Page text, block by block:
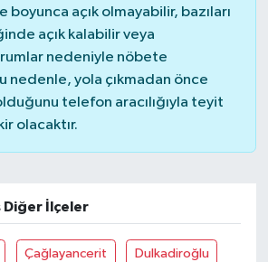
boyunca açık olmayabilir, bazıları
açık kalabilir veya
nedeniyle nöbete
nedenle, yola çıkmadan önce
telefon aracılığıyla teyit
olacaktır.
Diğer İlçeler
Çağlayancerit Dulkadiroğlu